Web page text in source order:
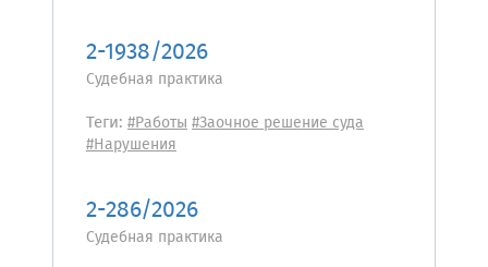
2-1938/2026
Судебная практика
Теги: #Работы#Заочное решение суда
#Нарушения
2-286/2026
Судебная практика